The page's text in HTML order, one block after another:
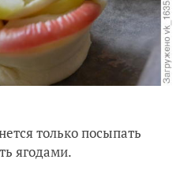
только посыпать
ягодами.